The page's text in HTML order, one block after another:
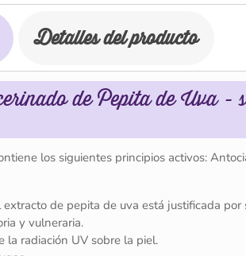
Detalles del producto
de Pepita de Uva -
los siguientes principios activos:
de pepita de uva está justificada
y vulneraria.
la radiación UV sobre la piel.